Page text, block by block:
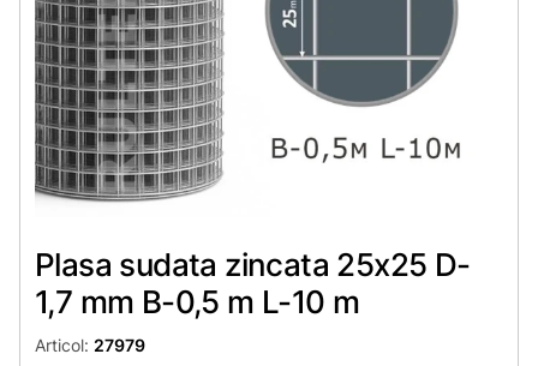
Plasa sudata zincata 25х25 D-
1,7 mm B-0,5 m L-10 m
Articol: 27979